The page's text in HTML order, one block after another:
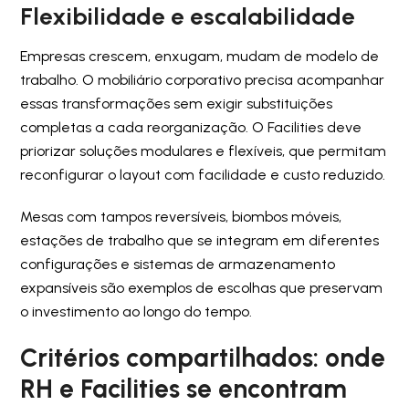
Flexibilidade e escalabilidade
Empresas crescem, enxugam, mudam de modelo de
trabalho. O mobiliário corporativo precisa acompanhar
essas transformações sem exigir substituições
completas a cada reorganização. O Facilities deve
priorizar soluções modulares e flexíveis, que permitam
reconfigurar o layout com facilidade e custo reduzido.
Mesas com tampos reversíveis, biombos móveis,
estações de trabalho que se integram em diferentes
configurações e sistemas de armazenamento
expansíveis são exemplos de escolhas que preservam
o investimento ao longo do tempo.
Critérios compartilhados: onde
RH e Facilities se encontram